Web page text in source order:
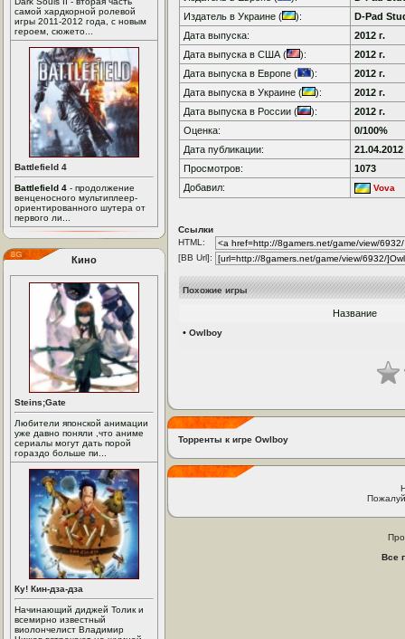
самой хардкорной ролевой
игры 2011-2012 года, с новым
героем, сюжето...
Battlefield 4
Battlefield 4 - продолжение
венценосного мультиплеер-
ориентированного шутера от
первого ли...
Кино
Steins;Gate
Любители японской анимации
уже давно поняли ,что аниме
сериалы могут дать порой
гораздо больше пи...
Ку! Кин-дза-дза
Начинающий диджей Толик и
всемирно известный
виолончелист Владимир
Издатель в Украине (
):
D-Pad
Дата выпуска:
2012 г.
Дата выпуска в США (
):
2012 г.
Дата выпуска в Европе (
):
2012 г.
Дата выпуска в Украине (
):
2012 г.
Дата выпуска в России (
):
2012 г.
Оценка:
0/100%
Дата публикации:
21.04.2012
Просмотров:
1073
Добавил:
Vova
Ссылки
HTML:
[BB Url]:
Похожие игры
Название
• Owlboy
Торренты к игре Owlboy
Все